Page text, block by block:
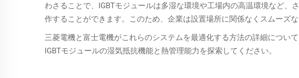
わさることで、IGBTモジュールは多湿な環境や工場内の高温環境など、
作することができます。このため、企業は設置場所に関係なくスムーズ
三菱電機と富士電機がこれらのシステムを最適化する方法の詳細につい
IGBTモジュールの湿気抵抗機能と熱管理能力を探索してください。